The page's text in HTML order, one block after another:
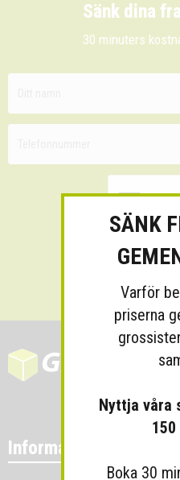
Sänk dina
30 minuters
Information
SÄNK
Varför
priserna
Nyttja våra
Boka 30